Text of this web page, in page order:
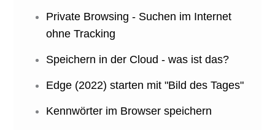
Private Browsing - Suchen im Internet
ohne Tracking
Speichern in der Cloud - was ist das?
Edge (2022) starten mit "Bild des Tages"
Kennwörter im Browser speichern